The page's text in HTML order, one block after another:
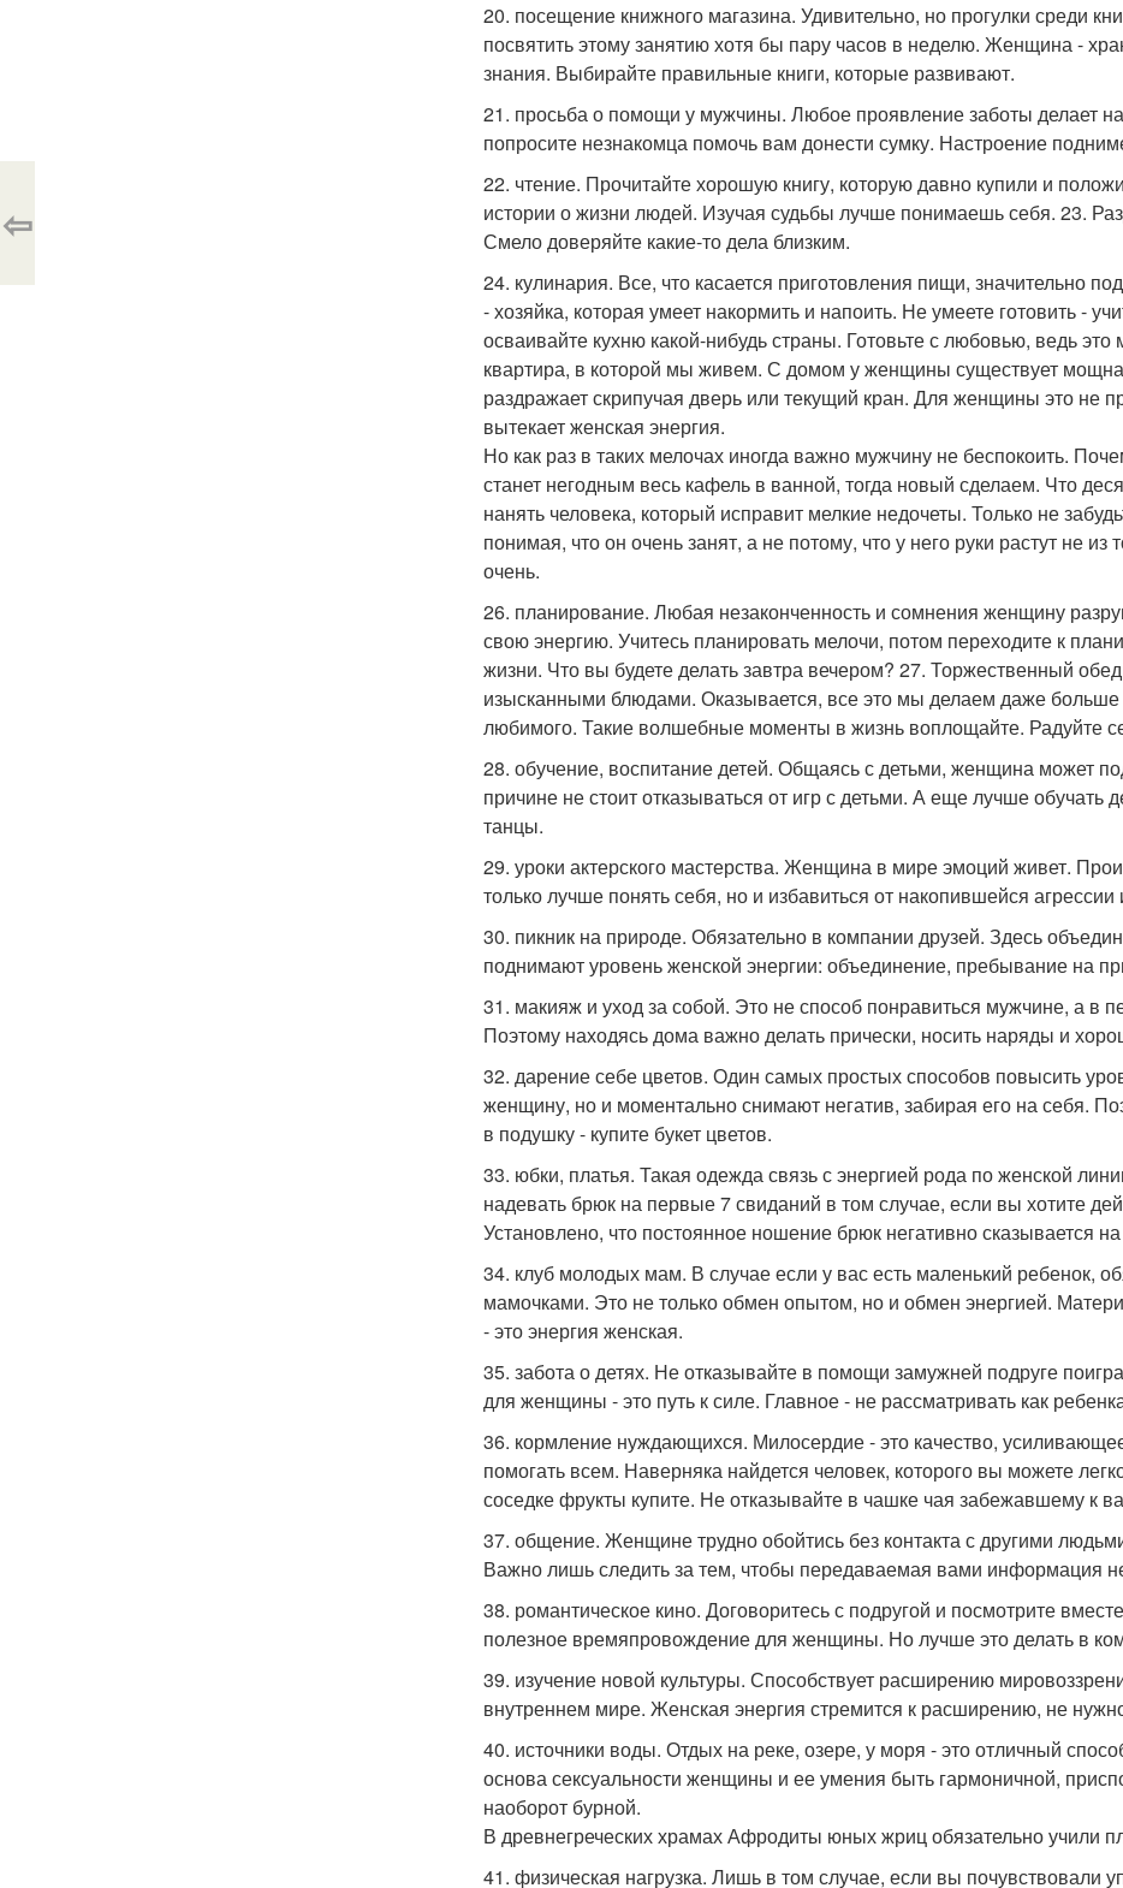
20. посещение книжного магазина. Удивительно, но прогулки среди
посвятить этому занятию хотя бы пару часов в неделю. Женщина -
знания. Выбирайте правильные книги, которые развивают.
21. просьба о помощи у мужчины. Любое проявление заботы делает
попросите незнакомца помочь вам донести сумку. Настроение
22. чтение. Прочитайте хорошую книгу, которую давно купили и
истории о жизни людей. Изучая судьбы лучше понимаешь себя. 23.
Смело доверяйте какие-то дела близким.
24. кулинария. Все, что касается приготовления пищи, значительно
- хозяйка, которая умеет накормить и напоить. Не умеете готовить -
осваивайте кухню какой-нибудь страны. Готовьте с любовью, ведь
квартира, в которой мы живем. С домом у женщины существует
раздражает скрипучая дверь или текущий кран. Для женщины это не
вытекает женская энергия.
Но как раз в таких мелочах иногда важно мужчину не беспокоить.
станет негодным весь кафель в ванной, тогда новый сделаем. Что
нанять человека, который исправит мелкие недочеты. Только не
понимая, что он очень занят, а не потому, что у него руки растут не
очень.
26. планирование. Любая незаконченность и сомнения женщину
свою энергию. Учитесь планировать мелочи, потом переходите к
жизни. Что вы будете делать завтра вечером? 27. Торжественный
изысканными блюдами. Оказывается, все это мы делаем даже больше
любимого. Такие волшебные моменты в жизнь воплощайте. Радуйте
28. обучение, воспитание детей. Общаясь с детьми, женщина может
причине не стоит отказываться от игр с детьми. А еще лучше обучать
танцы.
29. уроки актерского мастерства. Женщина в мире эмоций живет.
только лучше понять себя, но и избавиться от накопившейся
30. пикник на природе. Обязательно в компании друзей. Здесь
поднимают уровень женской энергии: объединение, пребывание на
31. макияж и уход за собой. Это не способ понравиться мужчине, а в
Поэтому находясь дома важно делать прически, носить наряды и
32. дарение себе цветов. Один самых простых способов повысить
женщину, но и моментально снимают негатив, забирая его на себя.
в подушку - купите букет цветов.
33. юбки, платья. Такая одежда связь с энергией рода по женской
надевать брюк на первые 7 свиданий в том случае, если вы хотите
Установлено, что постоянное ношение брюк негативно сказывается
34. клуб молодых мам. В случае если у вас есть маленький ребенок,
мамочками. Это не только обмен опытом, но и обмен энергией.
- это энергия женская.
35. забота о детях. Не отказывайте в помощи замужней подруге
для женщины - это путь к силе. Главное - не рассматривать как
36. кормление нуждающихся. Милосердие - это качество,
помогать всем. Наверняка найдется человек, которого вы можете
соседке фрукты купите. Не отказывайте в чашке чая забежавшему к
37. общение. Женщине трудно обойтись без контакта с другими
Важно лишь следить за тем, чтобы передаваемая вами информация
38. романтическое кино. Договоритесь с подругой и посмотрите
полезное времяпровождение для женщины. Но лучше это делать в
39. изучение новой культуры. Способствует расширению
внутреннем мире. Женская энергия стремится к расширению, не
40. источники воды. Отдых на реке, озере, у моря - это отличный
основа сексуальности женщины и ее умения быть гармоничной,
наоборот бурной.
В древнегреческих храмах Афродиты юных жриц обязательно учили
41. физическая нагрузка. Лишь в том случае, если вы почувствовали
⇦